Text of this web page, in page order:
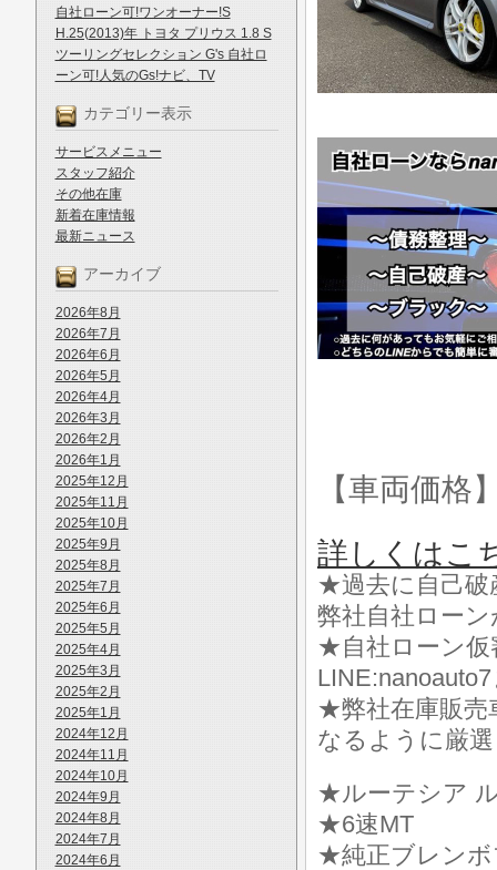
自社ローン可!ワンオーナー!S
H.25(2013)年 トヨタ プリウス 1.8 S
ツーリングセレクション G's 自社ロ
ーン可!人気のGs!ナビ、TV
カテゴリー表示
サービスメニュー
スタッフ紹介
その他在庫
新着在庫情報
最新ニュース
アーカイブ
2026年8月
2026年7月
2026年6月
2026年5月
2026年4月
2026年3月
2026年2月
2026年1月
2025年12月
2025年11月
2025年10月
2025年9月
2025年8月
2025年7月
2025年6月
2025年5月
2025年4月
2025年3月
2025年2月
2025年1月
2024年12月
2024年11月
2024年10月
2024年9月
2024年8月
2024年7月
2024年6月
【車両価格
詳しくはこ
★過去に自己破
弊社自社ロー
★自社ローン仮
★弊社在庫販売
なるように厳
★ルーテシア
★6速MT
★純正ブレンボ